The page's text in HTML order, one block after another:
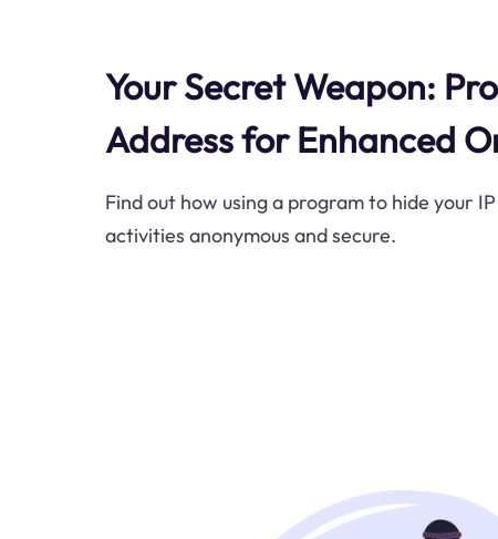
Your Secret Weapon:
Address for Enhanced
Find out how using a program to hide your
activities anonymous and secure.